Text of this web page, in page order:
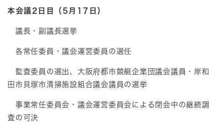
本会議2日目（5月17日）
議長・副議長選挙
各常任委員・議会運営委員の選任
監査委員の選出、大阪府都市競艇企業団議会議員・岸和
田市貝塚市清掃施設組合議会議員の選挙
事業常任委員会・議会運営委員会による閉会中の継続調
査の可決